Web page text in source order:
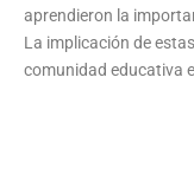
aprendieron la
La implicación de
comunidad educativa